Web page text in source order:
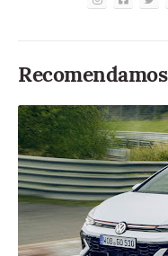
Recomendamos